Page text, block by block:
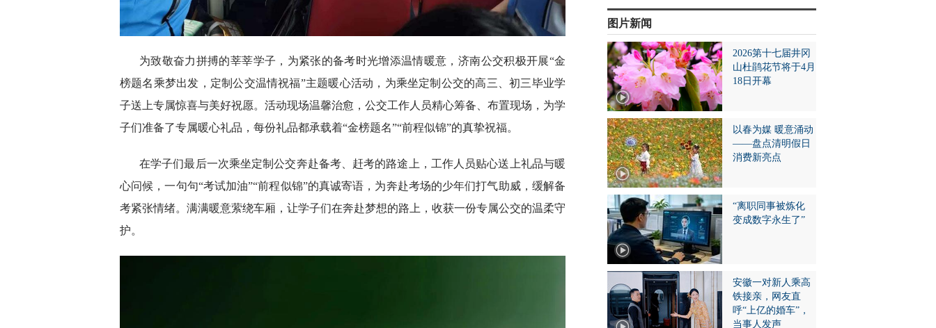
为致敬奋力拼搏的莘莘学子，为紧张的备考时光增添温情暖意，济南公交积极开展“金
榜题名乘梦出发，定制公交温情祝福”主题暖心活动，为乘坐定制公交的高三、初三毕业学
子送上专属惊喜与美好祝愿。活动现场温馨治愈，公交工作人员精心筹备、布置现场，为学
子们准备了专属暖心礼品，每份礼品都承载着“金榜题名”“前程似锦”的真挚祝福。
在学子们最后一次乘坐定制公交奔赴备考、赶考的路途上，工作人员贴心送上礼品与暖
心问候，一句句“考试加油”“前程似锦”的真诚寄语，为奔赴考场的少年们打气助威，缓解备
考紧张情绪。满满暖意萦绕车厢，让学子们在奔赴梦想的路上，收获一份专属公交的温柔守
护。
图片新闻
2026第十七届井冈
山杜鹃花节将于4月
18日开幕
以春为媒 暖意涌动
——盘点清明假日
消费新亮点
“离职同事被炼化
变成数字永生了”
安徽一对新人乘高
铁接亲，网友直
呼“上亿的婚车”，
当事人发声